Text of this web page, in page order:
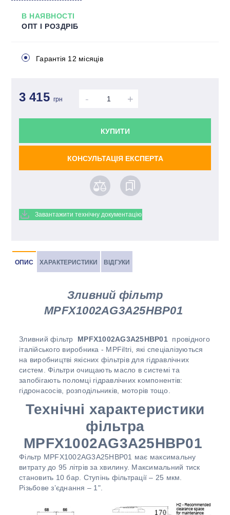
Різьба : 1" BSP
В НАЯВНОСТІ
ОПТ І РОЗДРІБ
Гарантія 12 місяців
3 415 грн - +
КУПИТИ
КОНСУЛЬТАЦІЯ ЕКСПЕРТА
Завантажити технічну документацію
ОПИС ХАРАКТЕРИСТИКИ ВІДГУКИ
Зливний фільтр
MPFX1002AG3A25HBP01
Зливний фільтр MPFX1002AG3A25HBP01 провідного
італійського виробника - MPFiltri, які спеціалізуються
на виробництві якісних фільтрів для гідравлічних
систем. Фільтри очищають масло в системі та
запобігають поломці гідравлічних компонентів:
гідронасосів, розподільників, моторів тощо.
Технічні характеристики
фільтра
MPFX1002AG3A25HBP01
Фільтр MPFX1002AG3A25HBP01 має максимальну
витрату до 95 літрів за хвилину. Максимальний тиск
становить 10 бар. Ступінь фільтрації – 25 мкм.
Різьбове з’єднання – 1".